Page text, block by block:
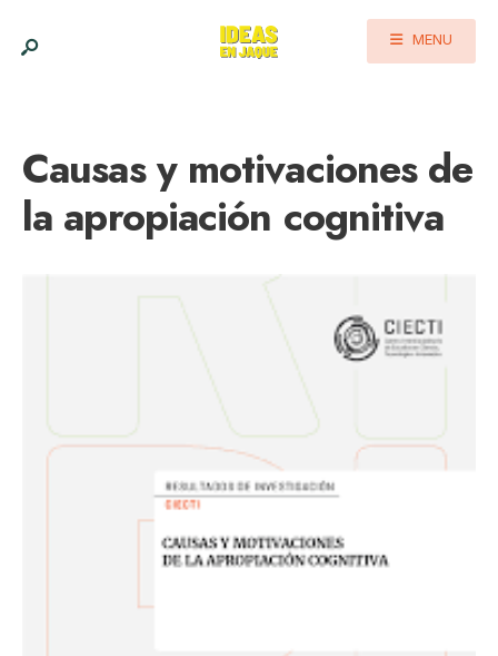
MENU
Causas y motivaciones de
la apropiación cognitiva